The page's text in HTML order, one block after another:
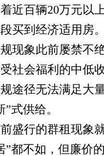
近百辆20万元以
买到经济适用房
现象此前屡禁不
社会福利的中低
径无法满足大量
式供给。
行的群租现象就
”都不如，但廉价